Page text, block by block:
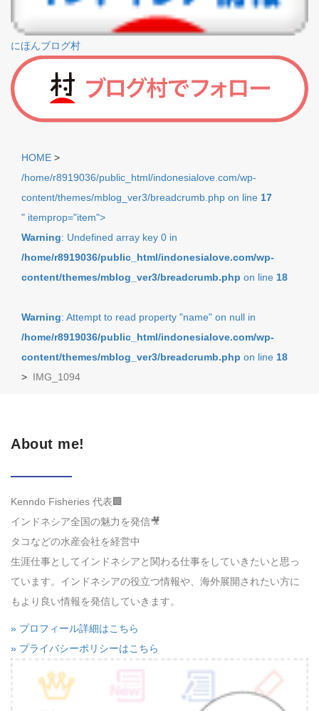
にほんブログ村
HOME >
/home/r8919036/public_html/indonesialove.com/wp-
content/themes/mblog_ver3/breadcrumb.php on line 17
" itemprop="item">
Warning: Undefined array key 0 in
/home/r8919036/public_html/indonesialove.com/wp-
content/themes/mblog_ver3/breadcrumb.php on line 18
Warning: Attempt to read property "name" on null in
/home/r8919036/public_html/indonesialove.com/wp-
content/themes/mblog_ver3/breadcrumb.php on line 18
> IMG_1094
About me!
Kenndo Fisheries 代表🏢
インドネシア全国の魅力を発信🎥
タコなどの水産会社を経営中
生涯仕事としてインドネシアと関わる仕事をしていきたいと思っ
ています。インドネシアの役立つ情報や、海外展開されたい方に
もより良い情報を発信していきます。
» プロフィール詳細はこちら
» プライバシーポリシーはこちら